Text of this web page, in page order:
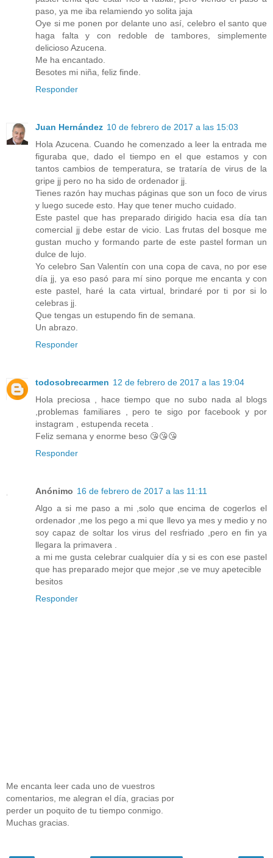
paso, ya me iba relamiendo yo solita jaja
Oye si me ponen por delante uno así, celebro el santo que
haga falta y con redoble de tambores, simplemente
delicioso Azucena.
Me ha encantado.
Besotes mi niña, feliz finde.
Responder
Juan Hernández 10 de febrero de 2017 a las 15:03
Hola Azucena. Cuando he comenzado a leer la entrada me
figuraba que, dado el tiempo en el que estamos y con
tantos cambios de temperatura, se trataría de virus de la
gripe jj pero no ha sido de ordenador jj.
Tienes razón hay muchas páginas que son un foco de virus
y luego sucede esto. Hay que tener mucho cuidado.
Este pastel que has preparado dirigido hacia esa día tan
comercial jj debe estar de vicio. Las frutas del bosque me
gustan mucho y formando parte de este pastel forman un
dulce de lujo.
Yo celebro San Valentín con una copa de cava, no por ese
día jj, ya eso pasó para mí sino porque me encanta y con
este pastel, haré la cata virtual, brindaré por ti por si lo
celebras jj.
Que tengas un estupendo fin de semana.
Un abrazo.
Responder
todosobrecarmen 12 de febrero de 2017 a las 19:04
Hola preciosa , hace tiempo que no subo nada al blogs
,problemas familiares , pero te sigo por facebook y por
instagram , estupenda receta .
Feliz semana y enorme beso 😘😘😘
Responder
Anónimo 16 de febrero de 2017 a las 11:11
Algo a si me paso a mi ,solo que encima de cogerlos el
ordenador ,me los pego a mi que llevo ya mes y medio y no
soy capaz de soltar los virus del resfriado ,pero en fin ya
llegara la primavera .
a mi me gusta celebrar cualquier día y si es con ese pastel
que has preparado mejor que mejor ,se ve muy apetecible
besitos
Responder
Me encanta leer cada uno de vuestros
comentarios, me alegran el día, gracias por
perder un poquito de tu tiempo conmigo.
Muchas gracias.